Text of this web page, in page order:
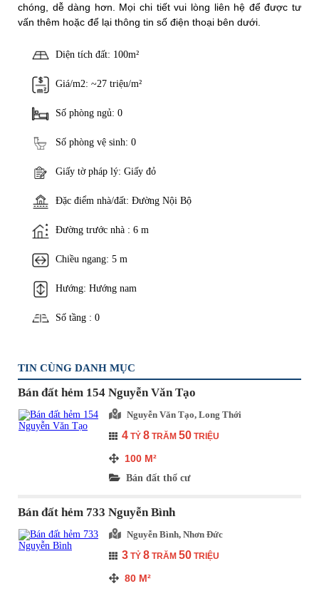
chóng, dễ dàng hơn. Mọi chi tiết vui lòng liên hệ để được tư
vấn thêm hoặc để lại thông tin số điện thoại bên dưới.
Diện tích đất: 100m²
Giá/m2: ~27 triệu/m²
Số phòng ngủ: 0
Số phòng vệ sinh: 0
Giấy tờ pháp lý: Giấy đỏ
Đặc điểm nhà/đất: Đường Nội Bộ
Đường trước nhà : 6 m
Chiều ngang: 5 m
Hướng: Hướng nam
Số tầng : 0
TIN CÙNG DANH MỤC
Bán đất hẻm 154 Nguyễn Văn Tạo
Nguyễn Văn Tạo, Long Thới
4 TỶ8 TRĂM50 TRIỆU
100 M²
Bán đất thổ cư
Bán đất hẻm 733 Nguyễn Bình
Nguyễn Bình, Nhơn Đức
3 TỶ8 TRĂM50 TRIỆU
80 M²